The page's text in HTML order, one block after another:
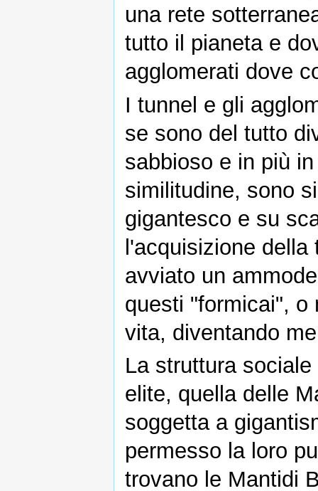
una rete
tutto il pianeta e
agglomerati dove
I tunnel e gli
se sono del tutto
sabbioso e in più
similitudine, sono
gigantesco e su
l'acquisizione
avviato un
questi "formicai", o
vita, diventando
La struttura
elite, quella delle
soggetta a
permesso la loro
trovano le Mantidi